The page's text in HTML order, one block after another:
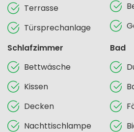
Terrasse
Türsprechanlage
Schlafzimmer
Bettwäsche
Kissen
Decken
Nachttischlampe
Bad